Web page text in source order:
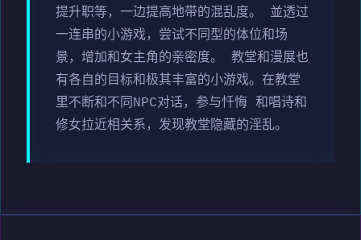
提升职等，一边提高地带的混乱度。 並透过
一连串的小游戏，尝试不同型的体位和场
景，增加和女主角的亲密度。 教堂和漫展也
有各自的目标和极其丰富的小游戏。在教堂
里不断和不同NPC对话，参与忏悔 和唱诗和
修女拉近相关系，发现教堂隐藏的淫乱。